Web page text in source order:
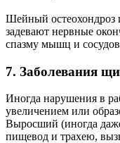
Шейный остеохондроз
задевают нервные
спазму мышц и
7. Заболевания
Иногда нарушения в
увеличением или
Выросший (иногда
пищевод и трахею,